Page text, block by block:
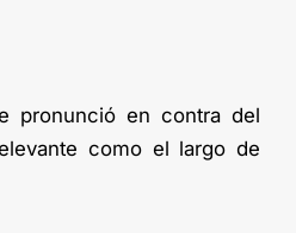
pronunció en contra del
como el largo de